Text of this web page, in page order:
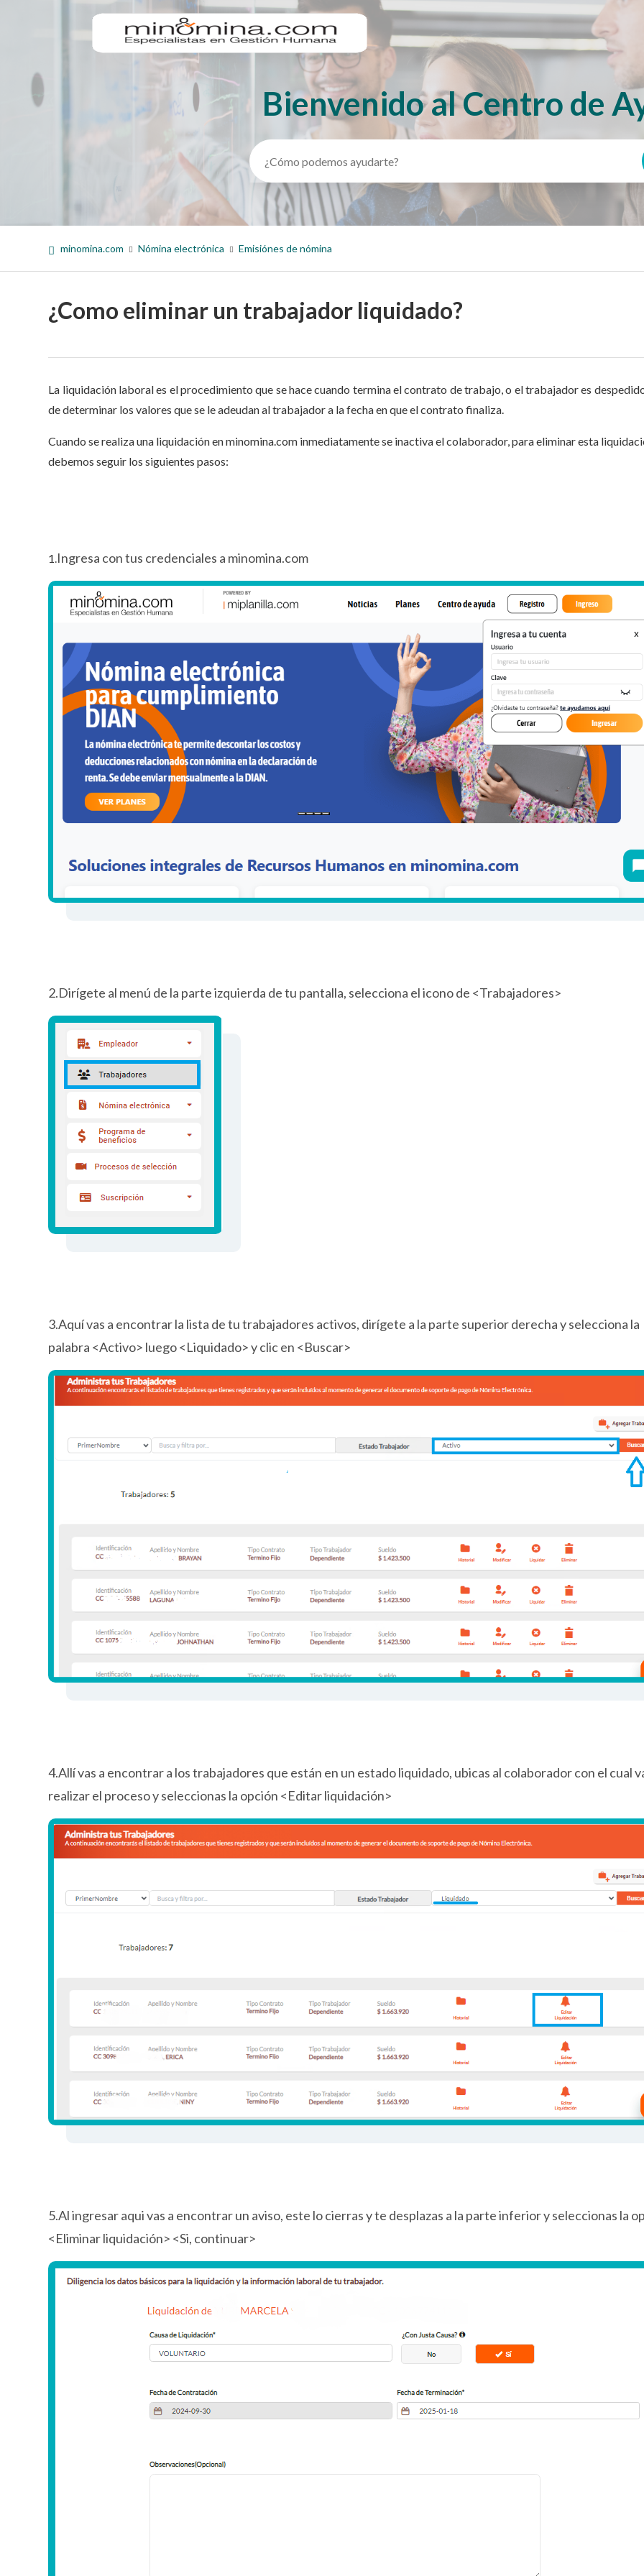
Búsqueda
Bienvenido al Centro de
minomina.com Nómina electrónica Emisiónes de nómina
¿Como eliminar un trabajador liquidado?
La liquidación laboral es el procedimiento que se hace cuando termina el contrato de trabajo, o el trabajador es
de determinar los valores que se le adeudan al trabajador a la fecha en que el contrato finaliza.
Cuando se realiza una liquidación en minomina.com inmediatamente se inactiva el colaborador, para eliminar esta
debemos seguir los siguientes pasos:
1.Ingresa con tus credenciales a minomina.com
2.Dirígete al menú de la parte izquierda de tu pantalla, selecciona el icono de <Trabajadores>
3.Aquí vas a encontrar la lista de tu trabajadores activos, dirígete a la parte superior derecha y selecciona la
palabra <Activo> luego <Liquidado> y clic en <Buscar>
4.Allí vas a encontrar a los trabajadores que están en un estado liquidado, ubicas al colaborador con el cual
realizar el proceso y seleccionas la opción <Editar liquidación>
5.Al ingresar aqui vas a encontrar un aviso, este lo cierras y te desplazas a la parte inferior y seleccionas la
<Eliminar liquidación> <Si, continuar>